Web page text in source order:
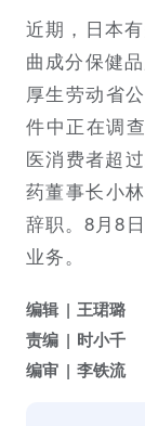
近期，日本
曲成分保健
厚生劳动省
件中正在调
医消费者超
药董事长小
辞职。8月8
业务。
编辑
王珺璐
责编
时小千
编审
李铁流